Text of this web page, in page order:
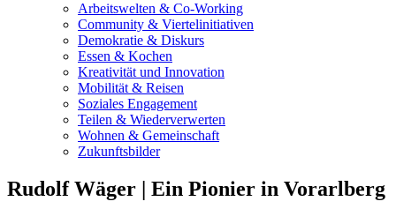
Arbeitswelten & Co-Working
Community & Viertelinitiativen
Demokratie & Diskurs
Essen & Kochen
Kreativität und Innovation
Mobilität & Reisen
Soziales Engagement
Teilen & Wiederverwerten
Wohnen & Gemeinschaft
Zukunftsbilder
Rudolf Wäger | Ein Pionier in Vorarlberg